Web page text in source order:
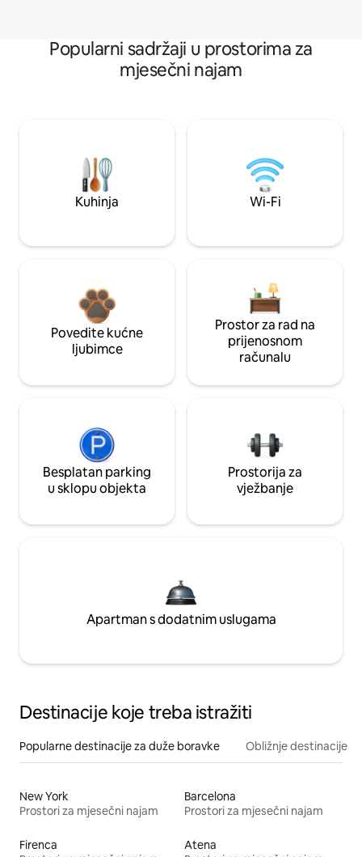
Popularni sadržaji u prostorima za
mjesečni najam
Kuhinja Wi-Fi
Povedite kućne
ljubimce
Prostor za rad na
prijenosnom
računalu
Besplatan parking
u sklopu objekta
Prostorija za
vježbanje
Apartman s dodatnim uslugama
Destinacije koje treba istražiti
Popularne destinacije za duže boravke Obližnje destinacije
New York
Prostori za mjesečni najam
Barcelona
Prostori za mjesečni najam
Firenca
Atena